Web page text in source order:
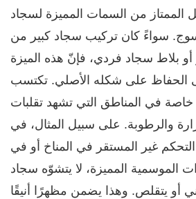
الممتاز من السمات المميزة لسجاد
سواءً كان تركيب سجاد كبير من
أو بلاط سجاد فردي، فإنّ هذه الميزة
الحفاظ على شكله الأصلي. تكتسب
خاصة في المناطق التي تشهد تقلبات
والرطوبة. على سبيل المثال، في
التحكم غير المستقر في المناخ أو في
الموسمية المميزة، لا يتشوّه سجاد
أو يتقلص. وهذا يضمن مظهرًا أنيقًا